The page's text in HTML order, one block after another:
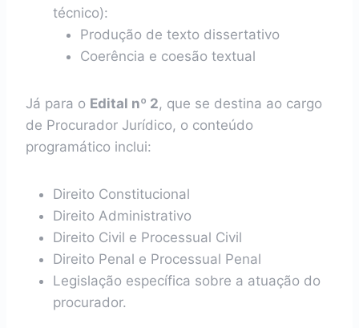
técnico):
Produção de texto dissertativo
Coerência e coesão textual
Já para o Edital nº 2, que se destina ao cargo
de Procurador Jurídico, o conteúdo
programático inclui:
Direito Constitucional
Direito Administrativo
Direito Civil e Processual Civil
Direito Penal e Processual Penal
Legislação específica sobre a atuação do
procurador.